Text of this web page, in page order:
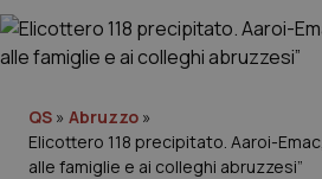
Governo e Parlamento
QS » Abruzzo »
Elicottero 118 precipitato. Aaroi-
alle famiglie e ai colleghi abruzzesi”